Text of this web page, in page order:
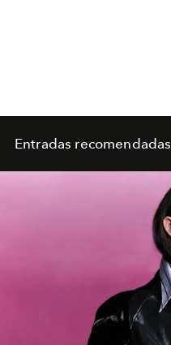
Entradas recomendadas